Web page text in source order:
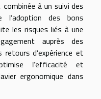
à un suivi des
l’adoption des bons
les risques liés à une
auprès des
d’expérience et
l’efficacité et
ergonomique dans